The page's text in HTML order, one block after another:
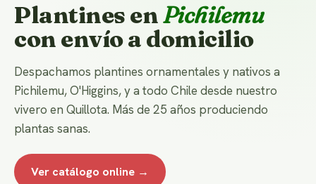
Plantines enPichilemu
con envío a domicilio
Despachamos plantines ornamentales y nativos a
Pichilemu, O'Higgins, y a todo Chile desde nuestro
vivero en Quillota. Más de 25 años produciendo
plantas sanas.
Ver catálogo online →